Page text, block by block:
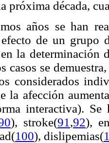
próxima década,
años se han
de un grupo
la determinación
casos se
considerados
la afección
interactiva). Se
), stroke(91 ,92),
100), dislipemias(